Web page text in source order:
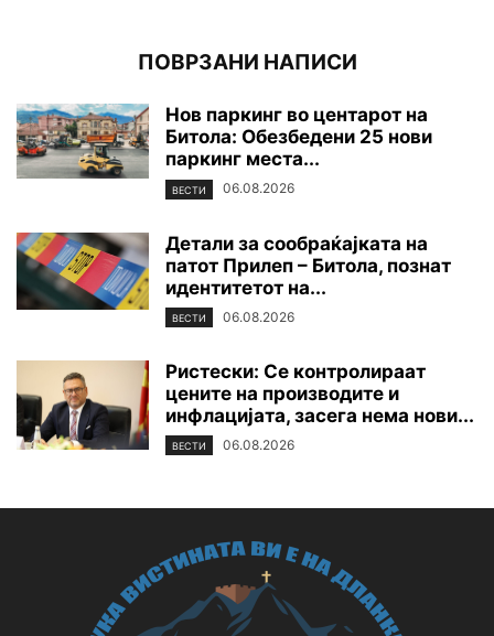
ПОВРЗАНИ НАПИСИ
Нов паркинг во центарот на
Битола: Обезбедени 25 нови
паркинг места...
ВЕСТИ 06.08.2026
Детали за сообраќајката на
патот Прилеп – Битола, познат
идентитетот на...
ВЕСТИ 06.08.2026
Ристески: Се контролираат
цените на производите и
инфлацијата, засега нема нови...
ВЕСТИ 06.08.2026